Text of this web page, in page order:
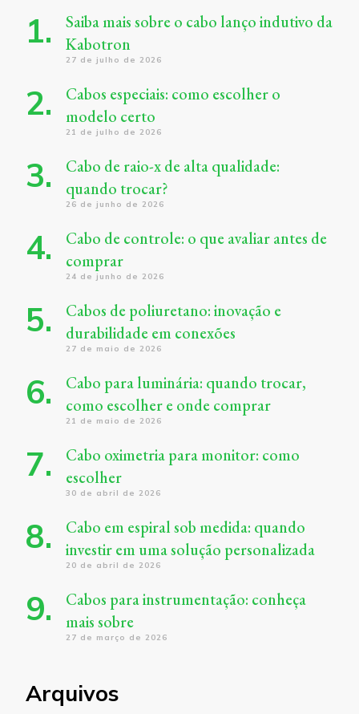
Saiba mais sobre o cabo lanço indutivo da
Kabotron
27 de julho de 2026
Cabos especiais: como escolher o
modelo certo
21 de julho de 2026
Cabo de raio-x de alta qualidade:
quando trocar?
26 de junho de 2026
Cabo de controle: o que avaliar antes de
comprar
24 de junho de 2026
Cabos de poliuretano: inovação e
durabilidade em conexões
27 de maio de 2026
Cabo para luminária: quando trocar,
como escolher e onde comprar
21 de maio de 2026
Cabo oximetria para monitor: como
escolher
30 de abril de 2026
Cabo em espiral sob medida: quando
investir em uma solução personalizada
20 de abril de 2026
Cabos para instrumentação: conheça
mais sobre
27 de março de 2026
Arquivos